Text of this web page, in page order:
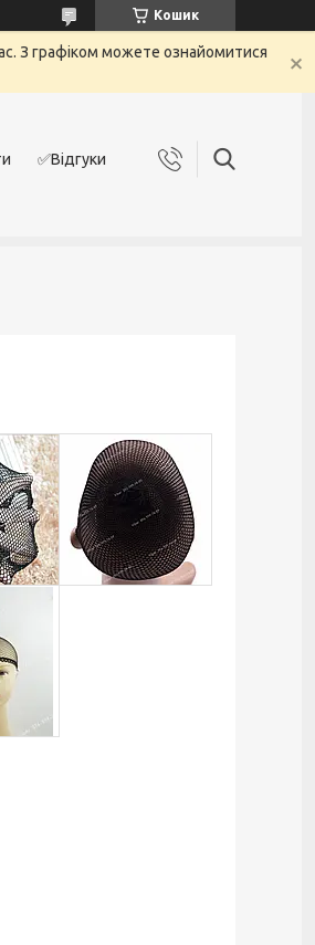
Кошик
З графіком можете ознайомитися
✅Відгуки